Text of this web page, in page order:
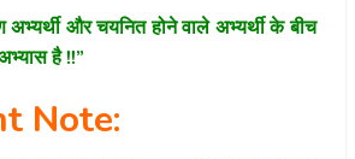
अभ्यर्थी और चयनित होने वाले अभ्यर्थी के बीच
है !!”
Note: